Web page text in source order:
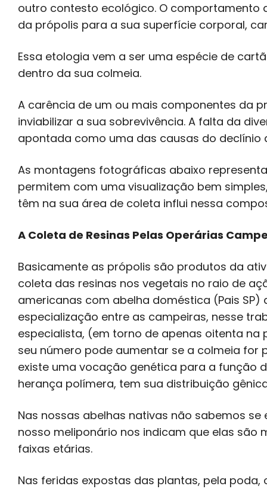
outro contesto ecológico. O comportamento
da própolis para a sua superfície corporal,
Essa etologia vem a ser uma espécie de
dentro da sua colmeia.
A carência de um ou mais componentes da
inviabilizar a sua sobrevivência. A falta da
apontada como uma das causas do
As montagens fotográficas abaixo
permitem com uma visualização bem
têm na sua área de coleta influi nessa
A Coleta de Resinas Pelas Operárias
Basicamente as própolis são produtos da
coleta das resinas nos vegetais no raio de
americanas com abelha doméstica (Pais
especialização entre as campeiras, nesse
especialista, (em torno de apenas oitenta
seu número pode aumentar se a colmeia for
existe uma vocação genética para a função
herança polímera, tem sua distribuição
Nas nossas abelhas nativas não sabemos
nosso meliponário nos indicam que elas
faixas etárias.
Nas feridas expostas das plantas, pela